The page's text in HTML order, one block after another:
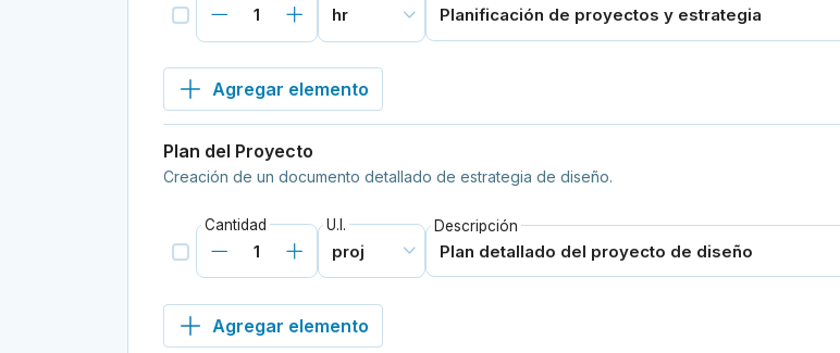
Agregar elemento
Plan del Proyecto
Creación de un documento detallado de estrategia de diseño.
Cantidad U.I. Descripción
Agregar elemento